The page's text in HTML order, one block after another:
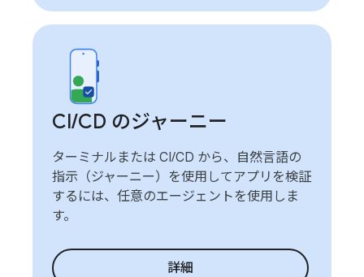
CI/CD のジャーニー
ターミナルまたは CI/CD から、自然言語の
指示（ジャーニー）を使用してアプリを検証
するには、任意のエージェントを使用しま
す。
詳細